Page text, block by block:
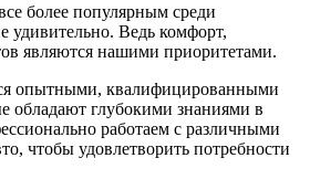
более популярным среди
удивительно. Ведь комфорт,
являются нашими приоритетами.
опытными, квалифицированными
обладают глубокими знаниями в
работаем с различными
чтобы удовлетворить потребности